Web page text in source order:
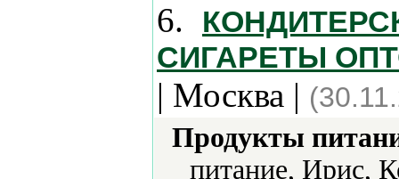
6.
СИГАРЕТЫ
| Москва |
Продукты
питание, Ирис,